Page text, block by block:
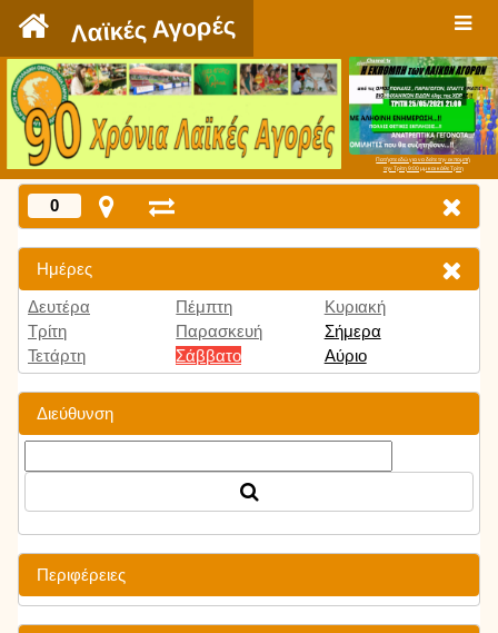
Λαϊκές Αγορές
Πατήστε εδώ για να δείτε την εκπομπή
την Τρίτη 9:00 μμ και κάθε Τρίτη
0
Ημέρες
Δευτέρα
Τρίτη
Τετάρτη
Πέμπτη
Παρασκευή
Σάββατο
Κυριακή
Σήμερα
Αύριο
Διεύθυνση
Περιφέρειες